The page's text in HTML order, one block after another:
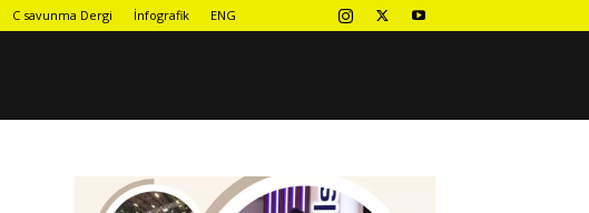
C savunma Dergi İnfografik ENG